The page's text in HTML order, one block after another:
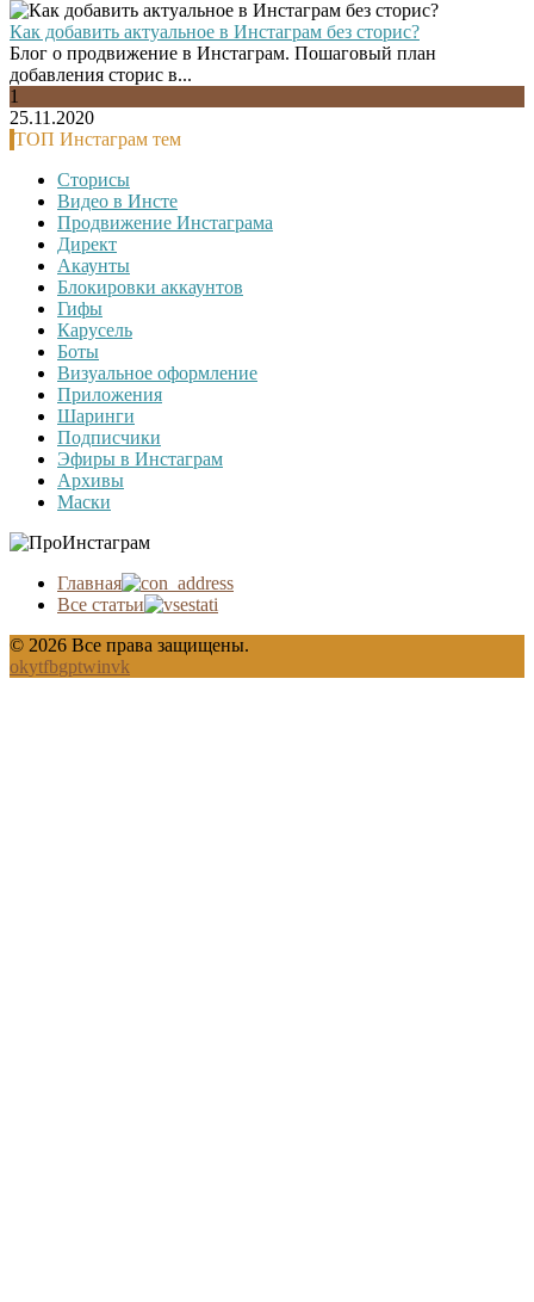
Как добавить актуальное в Инстаграм без сторис?
Блог о продвижение в Инстаграм. Пошаговый план
добавления сторис в...
1
25.11.2020
ТОП Инстаграм тем
Сторисы
Видео в Инсте
Продвижение Инстаграма
Директ
Акаунты
Блокировки аккаунтов
Гифы
Карусель
Боты
Визуальное оформление
Приложения
Шаринги
Подписчики
Эфиры в Инстаграм
Архивы
Маски
Главная
Все статьи
© 2026 Все права защищены.
okytfbgptwinvk